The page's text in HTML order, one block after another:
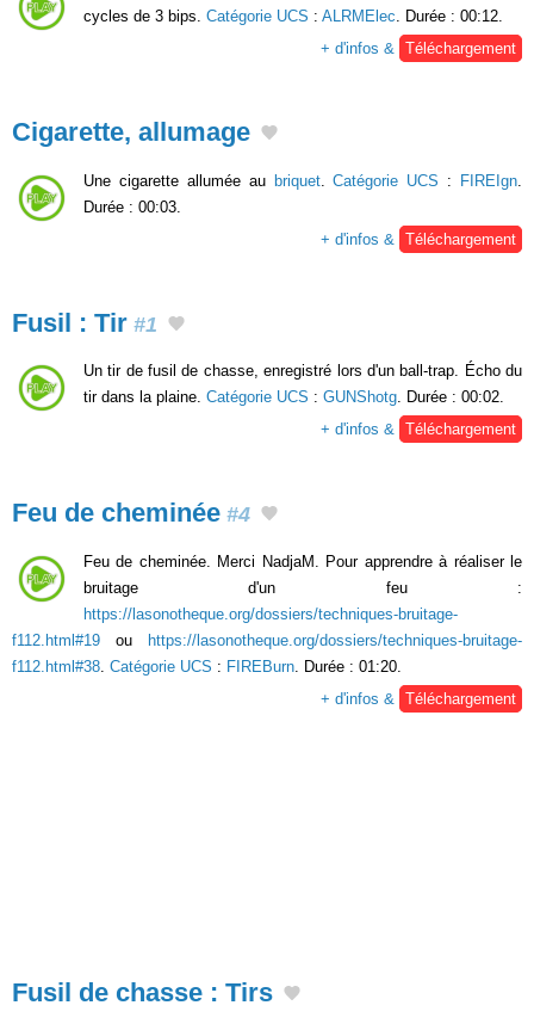
cycles de 3 bips. Catégorie UCS : ALRMElec. Durée : 00:12.
+ d'infos & Téléchargement
Cigarette, allumage
Une cigarette allumée au briquet.Catégorie UCS : FIREIgn
Durée : 00:03.
+ d'infos &
Téléchargement
Fusil : Tir #1
Un tir de fusil de chasse, enregistré lors d'un ball-trap. Écho du
tir dans la plaine. Catégorie UCS : GUNShotg. Durée : 00:02.
+ d'infos & Téléchargement
Feu de cheminée #4
Feu de cheminée. Merci NadjaM. Pour apprendre à réaliser le
bruitage d'un feu :
https://lasonotheque.org/dossiers/techniques-bruitage-
f112.html#19 ou
https://lasonotheque.org/dossiers/techniques-bruitage-
f112.html#38. Catégorie UCS : FIREBurn. Durée : 01:20.
+ d'infos & Téléchargement
Fusil de chasse : Tirs